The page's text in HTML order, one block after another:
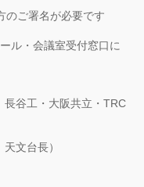
のご署名が必要です
ル・会議室受付窓口に
谷工・大阪共立・TRC
文台長）